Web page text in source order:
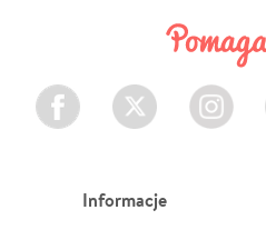
Facebook Twitter Instagram
Informacje